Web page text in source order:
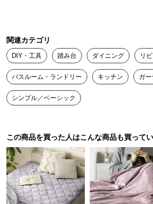
型
商
品
の
配
送
て
開
梱
設
置
4歳の子には高さが高すぎるようですが2歳の子
ます。
まーちゃん
すぐ届きました。
関連カテゴリ
DIY・工具 踏み台 ダイニング リ
バスルーム・ランドリー キッチン ガ
シンプル／ベーシック
この商品を買った人はこんな商品も買って